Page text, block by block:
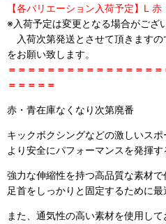
【各バリエーション入荷予定】L 赤
※入荷予定は変更となる場合がござ
入荷次第発送とさせて頂きます
をお願い致します。
＝＝＝＝＝＝＝＝＝＝＝＝＝＝＝
＝＝＝＝＝
赤・青在庫なくなり次第廃番
キックボクシングなどの激しいスポ
より安全にパフォーマンスを発揮す
強力な伸縮性を持つ高品質な素材で
足首をしっかりと固定するために最
また、通気性の高い素材を使用し